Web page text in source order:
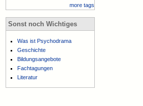
more tags
Sonst noch Wichtiges
Was ist Psychodrama
Geschichte
Bildungsangebote
Fachtagungen
Literatur